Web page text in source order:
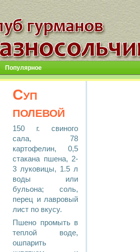
Популярное
Суп
полевой
150 г. свиного
сала, 78
картофелин, 0,5
стакана пшена, 2-
3 луковицы, 1.5 л
воды или
бульона; соль,
перец и лавровый
лист по вкусу.
Пшено промыть в
теплой воде,
ошпарить